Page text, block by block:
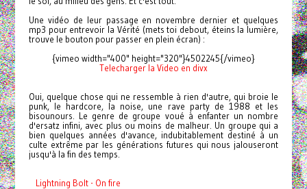
Une vidéo de leur passage en novembre dernier et quelques
mp3 pour entrevoir la Vérité (mets toi debout, éteins la lumière,
trouve le bouton pour passer en plein écran) :
{vimeo width="400" height="320"}4502245{/vimeo}
Telecharger la Video en divx
Oui, quelque chose qui ne ressemble à rien d'autre, qui broie le
punk, le hardcore, la noise, une rave party de 1988 et les
bisounours. Le genre de groupe voué à enfanter un nombre
d'ersatz infini, avec plus ou moins de malheur. Un groupe qui a
bien quelques années d'avance, indubitablement destiné à un
culte extrême par les générations futures qui nous jalouseront
jusqu'à la fin des temps.
Lightning Bolt - On fire